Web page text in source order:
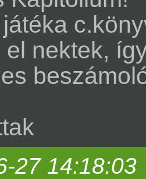
el nektek,
27 14:18:03